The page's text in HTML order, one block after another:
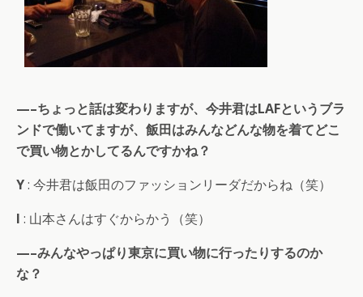
—–ちょっと話は変わりますが、今井君はLAFというブラ
ンドで働いてますが、飯田はみんなどんな物を着てどこ
で買い物とかしてるんですかね？
Y: 今井君は飯田のファッションリーダだからね（笑）
I : 山本さんはすぐからかう（笑）
—–みんなやっぱり東京に買い物に行ったりするのか
な？